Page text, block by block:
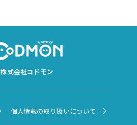
株式会社コドモン
個人情報の取り扱いについて